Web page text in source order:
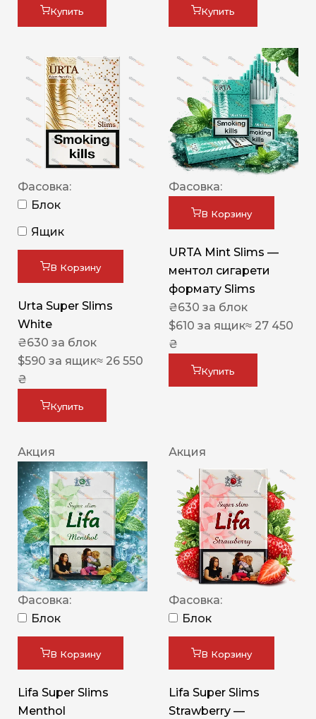
Купить Купить
Фасовка:
Блок
Ящик
В Корзину
Urta Super Slims
White
₴630 за блок
$590 за ящик≈ 26 550
₴
Купить
Фасовка:
В Корзину
URTA Mint Slims —
ментол сигарети
формату Slims
₴630 за блок
$610 за ящик≈ 27 450
₴
Купить
Акция
Фасовка:
Блок
В Корзину
Lifa Super Slims
Menthol
Акция
Фасовка:
Блок
В Корзину
Lifa Super Slims
Strawberry —